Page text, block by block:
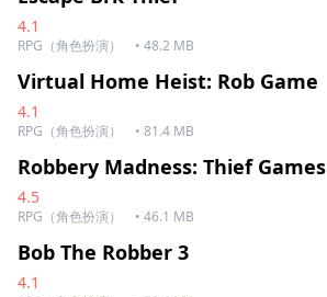
4.1
RPG（角色扮演） • 48.2 MB
Virtual Home Heist: Rob Game
4.1
RPG（角色扮演） • 81.4 MB
Robbery Madness: Thief Games
4.5
RPG（角色扮演） • 46.1 MB
Bob The Robber 3
4.1